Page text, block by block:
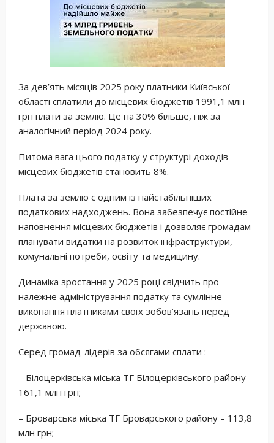
За дев’ять місяців 2025 року платники Київської
області сплатили до місцевих бюджетів 1991,1 млн
грн плати за землю. Це на 30% більше, ніж за
аналогічний період 2024 року.
Питома вага цього податку у структурі доходів
місцевих бюджетів становить 8%.
Плата за землю є одним із найстабільніших
податкових надходжень. Вона забезпечує постійне
наповнення місцевих бюджетів і дозволяє громадам
планувати видатки на розвиток інфраструктури,
комунальні потреби, освіту та медицину.
Динаміка зростання у 2025 році свідчить про
належне адміністрування податку та сумлінне
виконання платниками своїх зобов’язань перед
державою.
Серед громад-лідерів за обсягами сплати :
– Білоцерківська міська ТГ Білоцерківського району –
161,1 млн грн;
– Броварська міська ТГ Броварського району – 113,8
млн грн;